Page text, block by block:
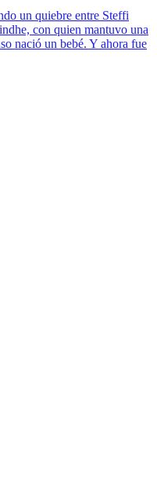
un quiebre entre Steffi
con quien mantuvo una
nació un bebé. Y ahora fue